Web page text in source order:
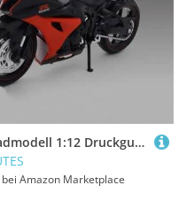
Motorradmodell 1:12 Druckguss-Motorradmodell Aus Aluminiumlegierung, Sammlerstück, Hobby-Spielzeug, Geschenk, Offroad-Motorrad Für Suzuki GSX R1000R GSXR1000R(Rosso)
Amazon Marketplace